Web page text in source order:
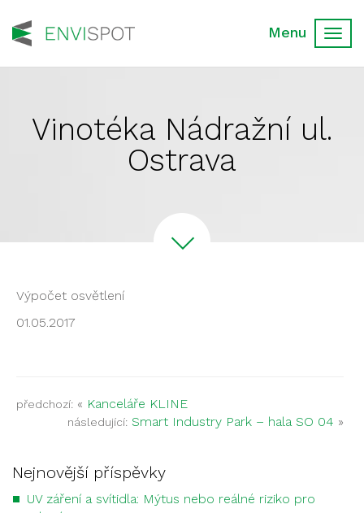
Vinotéka Nádražní ul.
Ostrava
Výpočet osvětlení
01.05.2017
předchozí: « Kanceláře KLINE
následující: Smart Industry Park – hala SO 04 »
Nejnovější příspěvky
UV záření a svítidla: Mýtus nebo reálné riziko pro